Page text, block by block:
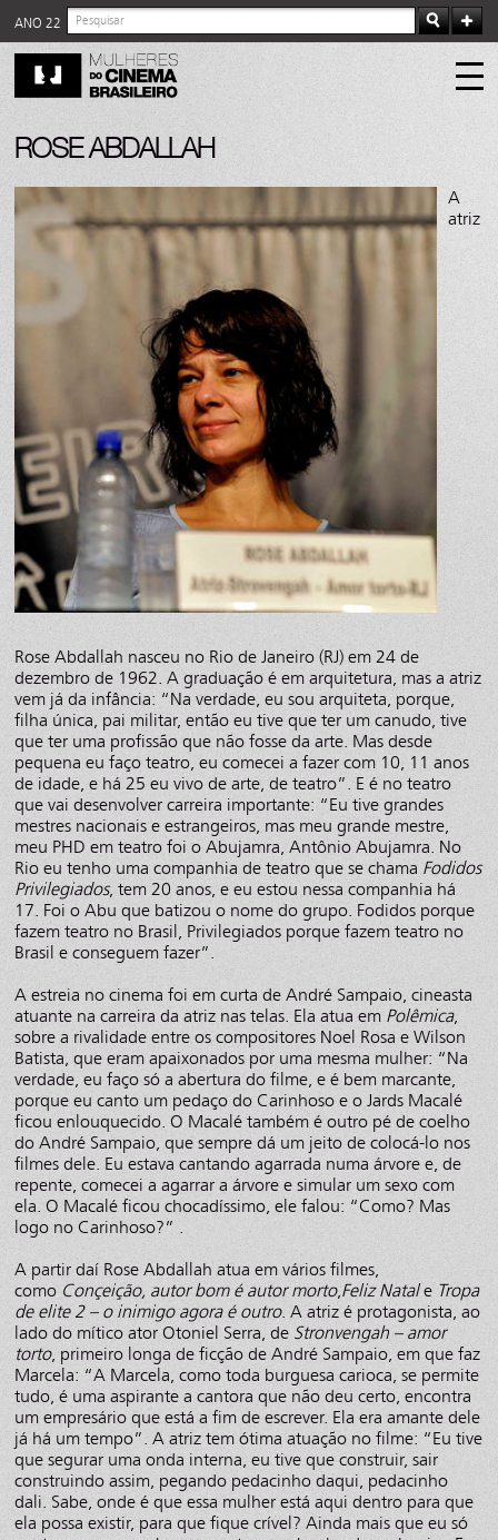
ANO 22
ROSE ABDALLAH
A
atriz
Rose Abdallah nasceu no Rio de Janeiro (RJ) em 24 de
dezembro de 1962. A graduação é em arquitetura, mas a atriz
vem já da infância: “Na verdade, eu sou arquiteta, porque,
filha única, pai militar, então eu tive que ter um canudo, tive
que ter uma profissão que não fosse da arte. Mas desde
pequena eu faço teatro, eu comecei a fazer com 10, 11 anos
de idade, e há 25 eu vivo de arte, de teatro”. E é no teatro
que vai desenvolver carreira importante: “Eu tive grandes
mestres nacionais e estrangeiros, mas meu grande mestre,
meu PHD em teatro foi o Abujamra, Antônio Abujamra. No
Rio eu tenho uma companhia de teatro que se chama Fodidos
Privilegiados, tem 20 anos, e eu estou nessa companhia há
17. Foi o Abu que batizou o nome do grupo. Fodidos porque
fazem teatro no Brasil, Privilegiados porque fazem teatro no
Brasil e conseguem fazer”.
A estreia no cinema foi em curta de André Sampaio, cineasta
atuante na carreira da atriz nas telas. Ela atua em Polêmica,
sobre a rivalidade entre os compositores Noel Rosa e Wilson
Batista, que eram apaixonados por uma mesma mulher: “Na
verdade, eu faço só a abertura do filme, e é bem marcante,
porque eu canto um pedaço do Carinhoso e o Jards Macalé
ficou enlouquecido. O Macalé também é outro pé de coelho
do André Sampaio, que sempre dá um jeito de colocá-lo nos
filmes dele. Eu estava cantando agarrada numa árvore e, de
repente, comecei a agarrar a árvore e simular um sexo com
ela. O Macalé ficou chocadíssimo, ele falou: “Como? Mas
logo no Carinhoso?” .
A partir daí Rose Abdallah atua em vários filmes,
como Conçeição, autor bom é autor morto,Feliz Natale Tropa
de elite 2 – o inimigo agora é outro. A atriz é protagonista, ao
lado do mítico ator Otoniel Serra, de Stronvengah – amor
torto, primeiro longa de ficção de André Sampaio, em que faz
Marcela: “A Marcela, como toda burguesa carioca, se permite
tudo, é uma aspirante a cantora que não deu certo, encontra
um empresário que está a fim de escrever. Ela era amante dele
já há um tempo”. A atriz tem ótima atuação no filme: “Eu tive
que segurar uma onda interna, eu tive que construir, sair
construindo assim, pegando pedacinho daqui, pedacinho
dali. Sabe, onde é que essa mulher está aqui dentro para que
ela possa existir, para que fique crível? Ainda mais que eu só